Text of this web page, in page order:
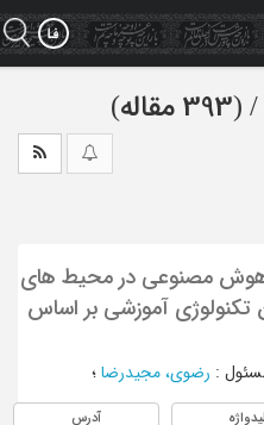
‏/ (393 مقاله)
هوش مصنوعی در محیط های
آموزشی بر اساس
: رضوی، مجیدرضا؛
آدرس